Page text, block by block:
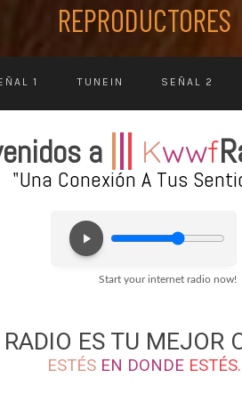
REPRODUCTORES